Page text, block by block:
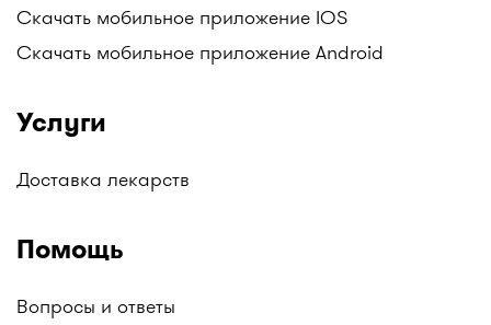
Скачать мобильное приложение IOS
Скачать мобильное приложение Android
Услуги
Доставка лекарств
Помощь
Вопросы и ответы